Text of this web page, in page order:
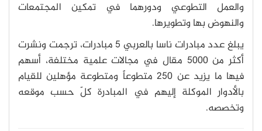
والعمل التطوعي ودورهما في تمكين المجتمعات
والنهوض بها وتطويرها.
يبلغ عدد مبادرات ناسا بالعربي 5 مبادرات، ترجمت ونشرت
أكثر من 5000 مقال في مجالات علمية مختلفة، أسهم
فيها ما يزيد عن 250 متطوعاً ومتطوعة مؤهلين للقيام
بالأدوار الموكلة إليهم في المبادرة كلّ حسب موقعه
وتخصصه.